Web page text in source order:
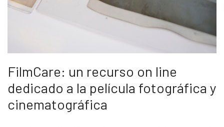
FilmCare: un recurso on line
dedicado a la película fotográfica y
cinematográfica